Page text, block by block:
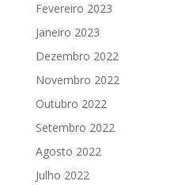
Fevereiro 2023
Janeiro 2023
Dezembro 2022
Novembro 2022
Outubro 2022
Setembro 2022
Agosto 2022
Julho 2022